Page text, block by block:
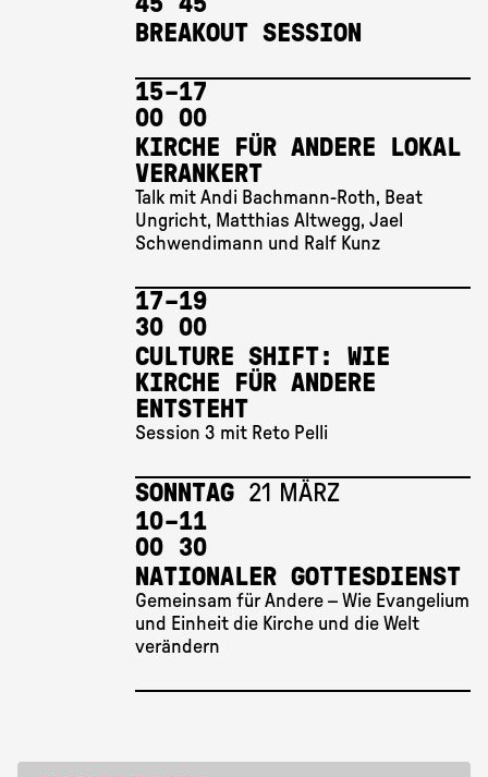
BREAKOUT SESSION
15
00
–17
00
KIRCHE FÜR ANDERE LOKAL
VERANKERT
Talk mit Andi Bachmann-Roth, Beat
Ungricht, Matthias Altwegg, Jael
Schwendimann und Ralf Kunz
17
30
–19
00
CULTURE SHIFT: WIE
KIRCHE FÜR ANDERE
ENTSTEHT
Session 3 mit Reto Pelli
SONNTAG 21 MÄRZ
10
00
–11
30
NATIONALER GOTTESDIENST
Gemeinsam für Andere – Wie Evangelium
und Einheit die Kirche und die Welt
verändern